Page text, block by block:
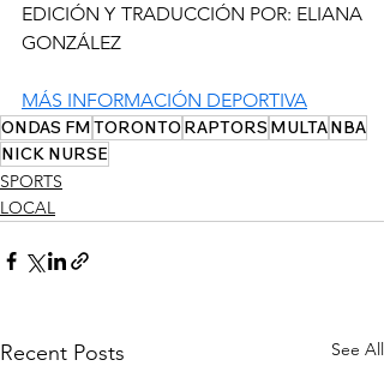
EDICIÓN Y TRADUCCIÓN POR: ELIANA
GONZÁLEZ
MÁS INFORMACIÓN DEPORTIVA
ONDAS FMTORONTORAPTORS MULTANBA
NICK NURSE
SPORTS
LOCAL
Recent Posts See All